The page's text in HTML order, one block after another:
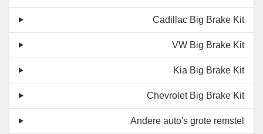
Cadillac Big Brake Kit
VW Big Brake Kit
Kia Big Brake Kit
Chevrolet Big Brake Kit
Andere auto's grote remstel